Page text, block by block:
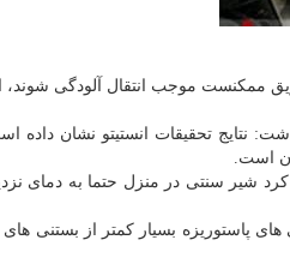
ممکنست موجب انتقال آلودگی شوند،
نتایج تحقیقات انستیتو نشان داده
کرد شیر سنتی در منزل حتما به دمای
های پاستوریزه بسیار کمتر از بستنی